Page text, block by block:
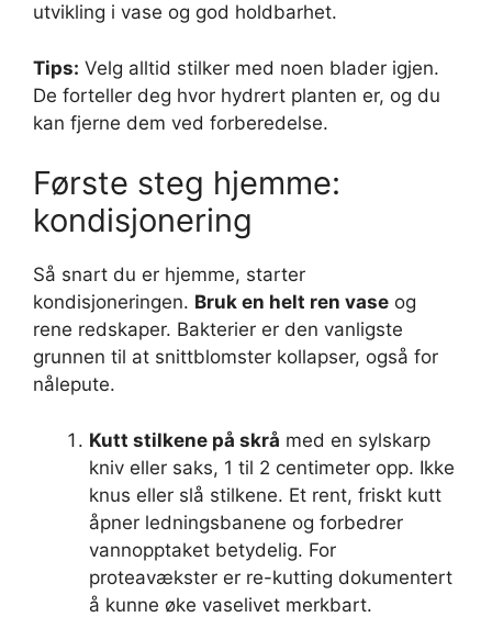
utvikling i vase og god holdbarhet.
Tips: Velg alltid stilker med noen blader igjen.
De forteller deg hvor hydrert planten er, og du
kan fjerne dem ved forberedelse.
Første steg hjemme:
kondisjonering
Så snart du er hjemme, starter
kondisjoneringen. Bruk en helt ren vase og
rene redskaper. Bakterier er den vanligste
grunnen til at snittblomster kollapser, også for
nålepute.
Kutt stilkene på skrå med en sylskarp
kniv eller saks, 1 til 2 centimeter opp. Ikke
knus eller slå stilkene. Et rent, friskt kutt
åpner ledningsbanene og forbedrer
vannopptaket betydelig. For
proteavækster er re-kutting dokumentert
å kunne øke vaselivet merkbart.